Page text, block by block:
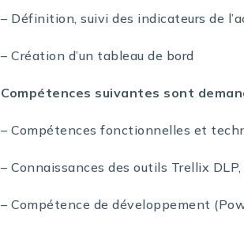
– Définition, suivi des indicateurs de
– Création d’un tableau de bord
Compétences suivantes sont
– Compétences fonctionnelles et
– Connaissances des outils Trellix
– Compétence de développement